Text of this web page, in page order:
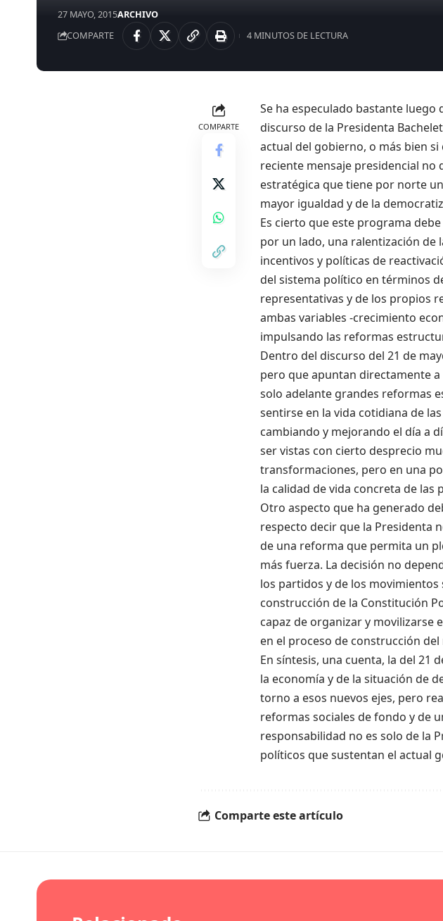
27 MAYO, 2015ARCHIVO
COMPARTE
4 MINUTOS DE LECTURA
COMPARTE
Se ha especulado bastante
discurso de la Presidenta
actual del gobierno, o más bien
reciente mensaje presidencial no
estratégica que tiene por norte
mayor igualdad y de la
Es cierto que este programa
por un lado, una ralentización de
incentivos y políticas de
del sistema político en términos
representativas y de los propios
ambas variables -crecimiento
impulsando las reformas
Dentro del discurso del 21 de
pero que apuntan directamente
solo adelante grandes reformas
sentirse en la vida cotidiana de
cambiando y mejorando el día a
ser vistas con cierto desprecio
transformaciones, pero en una
la calidad de vida concreta de las
Otro aspecto que ha generado
respecto decir que la Presidenta
de una reforma que permita un
más fuerza. La decisión no
los partidos y de los
construcción de la Constitución
capaz de organizar y movilizarse
en el proceso de construcción
En síntesis, una cuenta, la del 21
la economía y de la situación de
torno a esos nuevos ejes, pero
reformas sociales de fondo y de
responsabilidad no es solo de la
políticos que sustentan el actual
Comparte este artículo